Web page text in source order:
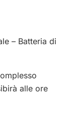
– Batteria di
alle ore